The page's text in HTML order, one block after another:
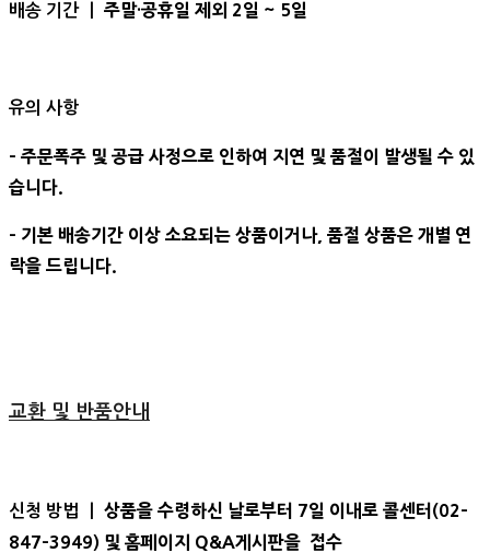
배송 기간 ㅣ 주말·공휴일 제외 2일 ~ 5일
유의 사항
- 주문폭주 및 공급 사정으로 인하여 지연 및 품절이 발생될 수 있
습니다.
- 기본 배송기간 이상 소요되는 상품이거나, 품절 상품은 개별 연
락을 드립니다.
교환 및 반품안내
신청 방법 ㅣ 상품을 수령하신 날로부터 7일 이내로 콜센터(02-
847-3949) 및 홈페이지 Q&A게시판을 접수